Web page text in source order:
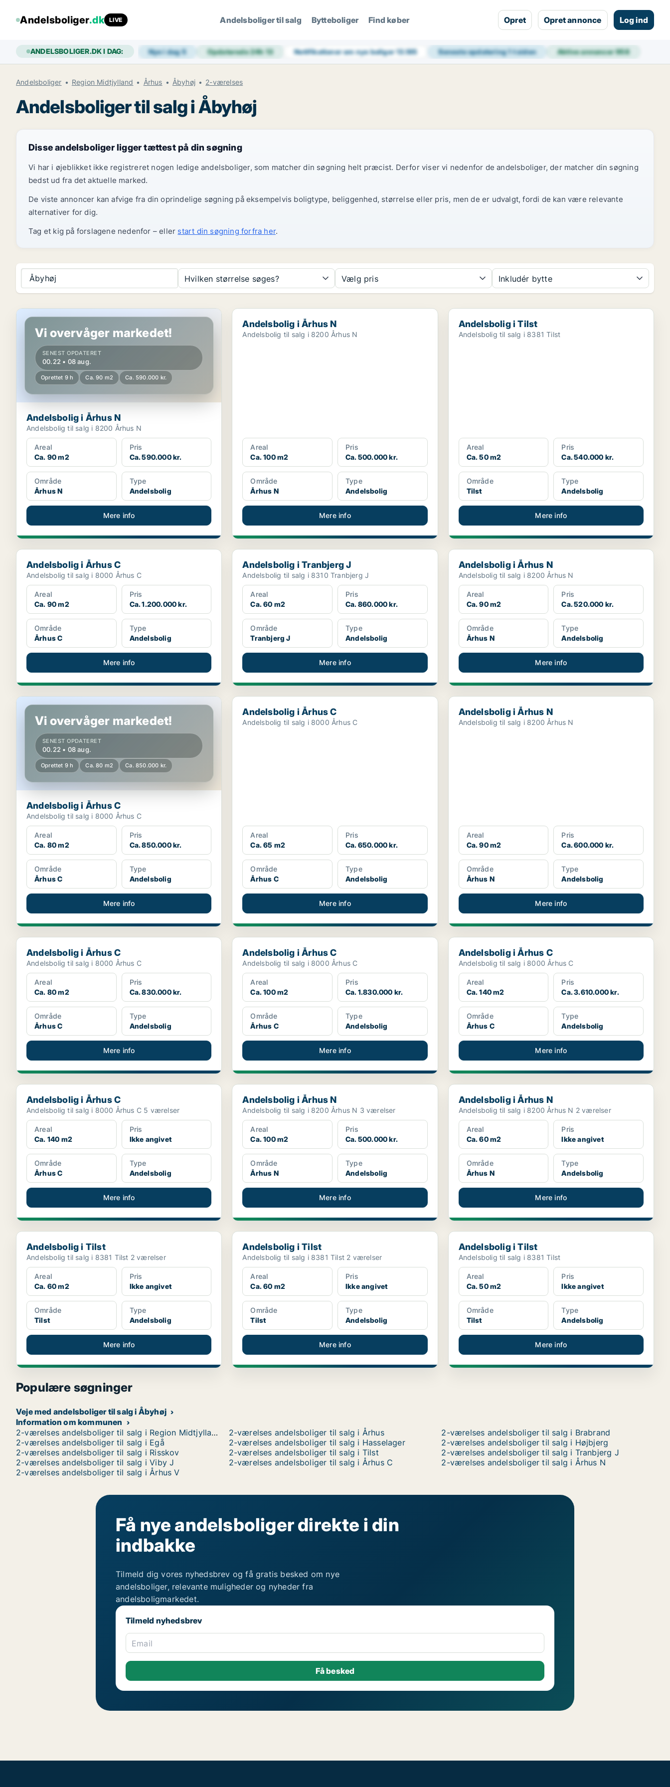
Andelsboliger.dk LIVE Andelsboliger til salg Bytteboliger Find køber Opret Opret annonce Log ind
ANDELSBOLIGER.DK I DAG: Nye i dag5 Opdaterede 24h13 Notifikationer om nye boliger13.185 Seneste opdatering1 t siden Aktive annoncer958
Andelsboliger Region Midtjylland Århus Åbyhøj 2-værelses
Andelsboliger til salg i Åbyhøj
Disse andelsboliger ligger tættest på din søgning
Vi har i øjeblikket ikke registreret nogen ledige andelsboliger, som matcher din søgning helt præcist. Derfor viser vi nedenfor de andelsboliger, der matcher din søgning
bedst ud fra det aktuelle marked.
De viste annoncer kan afvige fra din oprindelige søgning på eksempelvis boligtype, beliggenhed, størrelse eller pris, men de er udvalgt, fordi de kan være relevante
alternativer for dig.
Tag et kig på forslagene nedenfor – eller start din søgning forfra her.
Åbyhøj Hvilken størrelse søges? Vælg pris Inkludér bytte
Andelsbolig i Århus N
Vi overvåger markedet!
SENEST OPDATERET
00.22 • 08 aug.
Oprettet 9 h Ca. 90 m2 Ca. 590.000 kr.
Andelsbolig i Århus N
Andelsbolig til salg i 8200 Århus N
Areal
Ca. 90 m2
Pris
Ca. 590.000 kr.
Område
Århus N
Type
Andelsbolig
Mere info
Andelsbolig i Århus N
Andelsbolig i Århus N
Andelsbolig til salg i 8200 Århus N
Areal
Ca. 100 m2
Pris
Ca. 500.000 kr.
Område
Århus N
Type
Andelsbolig
Mere info
Andelsbolig i Tilst
Andelsbolig i Tilst
Andelsbolig til salg i 8381 Tilst
Areal
Ca. 50 m2
Pris
Ca. 540.000 kr.
Område
Tilst
Type
Andelsbolig
Mere info
Andelsbolig i Århus C
Andelsbolig i Århus C
Andelsbolig til salg i 8000 Århus C
Areal
Ca. 90 m2
Pris
Ca. 1.200.000 kr.
Område
Århus C
Type
Andelsbolig
Mere info
Andelsbolig i Tranbjerg J
Andelsbolig i Tranbjerg J
Andelsbolig til salg i 8310 Tranbjerg J
Areal
Ca. 60 m2
Pris
Ca. 860.000 kr.
Område
Tranbjerg J
Type
Andelsbolig
Mere info
Andelsbolig i Århus N
Andelsbolig i Århus N
Andelsbolig til salg i 8200 Århus N
Areal
Ca. 90 m2
Pris
Ca. 520.000 kr.
Område
Århus N
Type
Andelsbolig
Mere info
Andelsbolig i Århus C
Vi overvåger markedet!
SENEST OPDATERET
00.22 • 08 aug.
Oprettet 9 h Ca. 80 m2 Ca. 850.000 kr.
Andelsbolig i Århus C
Andelsbolig til salg i 8000 Århus C
Areal
Ca. 80 m2
Pris
Ca. 850.000 kr.
Område
Århus C
Type
Andelsbolig
Mere info
Andelsbolig i Århus C
Andelsbolig i Århus C
Andelsbolig til salg i 8000 Århus C
Areal
Ca. 65 m2
Pris
Ca. 650.000 kr.
Område
Århus C
Type
Andelsbolig
Mere info
Andelsbolig i Århus N
Andelsbolig i Århus N
Andelsbolig til salg i 8200 Århus N
Areal
Ca. 90 m2
Pris
Ca. 600.000 kr.
Område
Århus N
Type
Andelsbolig
Mere info
Andelsbolig i Århus C
Andelsbolig i Århus C
Andelsbolig til salg i 8000 Århus C
Areal
Ca. 80 m2
Pris
Ca. 830.000 kr.
Område
Århus C
Type
Andelsbolig
Mere info
Andelsbolig i Århus C
Andelsbolig i Århus C
Andelsbolig til salg i 8000 Århus C
Areal
Ca. 100 m2
Pris
Ca. 1.830.000 kr.
Område
Århus C
Type
Andelsbolig
Mere info
Andelsbolig i Århus C
Andelsbolig i Århus C
Andelsbolig til salg i 8000 Århus C
Areal
Ca. 140 m2
Pris
Ca. 3.610.000 kr.
Område
Århus C
Type
Andelsbolig
Mere info
Andelsbolig i Århus C
Andelsbolig i Århus C
Andelsbolig til salg i 8000 Århus C 5 værelser
Areal
Ca. 140 m2
Pris
Ikke angivet
Område
Århus C
Type
Andelsbolig
Mere info
Andelsbolig i Århus N
Andelsbolig i Århus N
Andelsbolig til salg i 8200 Århus N 3 værelser
Areal
Ca. 100 m2
Pris
Ca. 500.000 kr.
Område
Århus N
Type
Andelsbolig
Mere info
Andelsbolig i Århus N
Andelsbolig i Århus N
Andelsbolig til salg i 8200 Århus N 2 værelser
Areal
Ca. 60 m2
Pris
Ikke angivet
Område
Århus N
Type
Andelsbolig
Mere info
Andelsbolig i Tilst
Andelsbolig i Tilst
Andelsbolig til salg i 8381 Tilst 2 værelser
Areal
Ca. 60 m2
Pris
Ikke angivet
Område
Tilst
Type
Andelsbolig
Mere info
Andelsbolig i Tilst
Andelsbolig i Tilst
Andelsbolig til salg i 8381 Tilst 2 værelser
Areal
Ca. 60 m2
Pris
Ikke angivet
Område
Tilst
Type
Andelsbolig
Mere info
Andelsbolig i Tilst
Andelsbolig i Tilst
Andelsbolig til salg i 8381 Tilst
Areal
Ca. 50 m2
Pris
Ikke angivet
Område
Tilst
Type
Andelsbolig
Mere info
Populære søgninger
Veje med andelsboliger til salg i Åbyhøj
Information om kommunen
2-værelses andelsboliger til salg i Region Midtjylland
2-værelses andelsboliger til salg i Århus
2-værelses andelsboliger til salg i Brabrand
2-værelses andelsboliger til salg i Egå
2-værelses andelsboliger til salg i Hasselager
2-værelses andelsboliger til salg i Højbjerg
2-værelses andelsboliger til salg i Risskov
2-værelses andelsboliger til salg i Tilst
2-værelses andelsboliger til salg i Tranbjerg J
2-værelses andelsboliger til salg i Viby J
2-værelses andelsboliger til salg i Århus C
2-værelses andelsboliger til salg i Århus N
2-værelses andelsboliger til salg i Århus V
Få nye andelsboliger direkte i din
indbakke
Tilmeld dig vores nyhedsbrev og få gratis besked om nye
andelsboliger, relevante muligheder og nyheder fra
andelsboligmarkedet.
Tilmeld nyhedsbrev
Email